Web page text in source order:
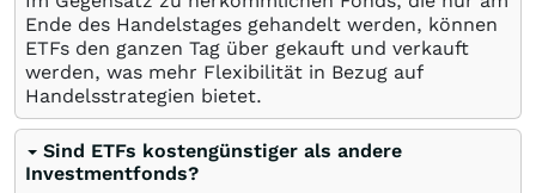
Ende des Handelstages gehandelt werden, können
ETFs den ganzen Tag über gekauft und verkauft
werden, was mehr Flexibilität in Bezug auf
Handelsstrategien bietet.
Sind ETFs kostengünstiger als andere
Investmentfonds?